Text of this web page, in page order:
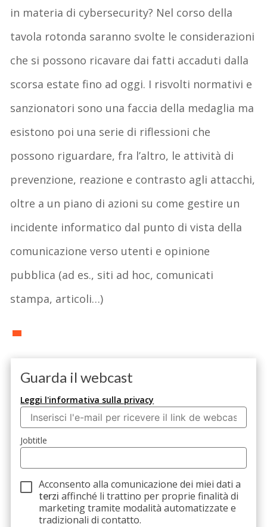
in materia di cybersecurity? Nel corso della
tavola rotonda saranno svolte le considerazioni
che si possono ricavare dai fatti accaduti dalla
scorsa estate fino ad oggi. I risvolti normativi e
sanzionatori sono una faccia della medaglia ma
esistono poi una serie di riflessioni che
possono riguardare, fra l’altro, le attività di
prevenzione, reazione e contrasto agli attacchi,
oltre a un piano di azioni su come gestire un
incidente informatico dal punto di vista della
comunicazione verso utenti e opinione
pubblica (ad es., siti ad hoc, comunicati
stampa, articoli…)
Guarda il webcast
Leggi l'informativa sulla privacy
Jobtitle
Acconsento alla comunicazione dei miei dati a
terzi affinché li trattino per proprie finalità di
marketing tramite modalità automatizzate e
tradizionali di contatto.